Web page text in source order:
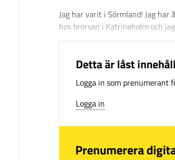
Jag har varit i Sörmland! Jag
hos brorsan i Katrineholm och
Detta är låst innehåll
Logga in som
Logga in
Prenumerera